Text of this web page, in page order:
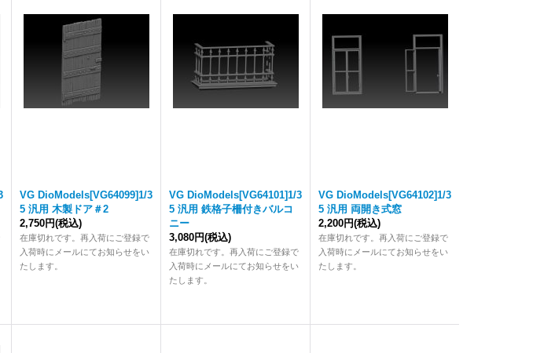
VG DioModels[VG64099]1/3
5 汎用 木製ドア＃2
2,750円(税込)
在庫切れです。再入荷にご登録で
入荷時にメールにてお知らせをい
たします。
VG DioModels[VG64101]1/3
5 汎用 鉄格子柵付きバルコ
ニー
3,080円(税込)
在庫切れです。再入荷にご登録で
入荷時にメールにてお知らせをい
たします。
VG DioModels[VG64102]1/3
5 汎用 両開き式窓
2,200円(税込)
在庫切れです。再入荷にご登録で
入荷時にメールにてお知らせをい
たします。